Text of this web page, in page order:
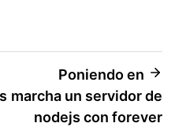
Poniendo en
marcha un servidor de
nodejs con forever